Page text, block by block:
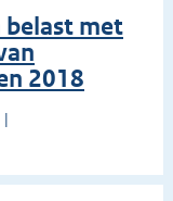
belast met
2018